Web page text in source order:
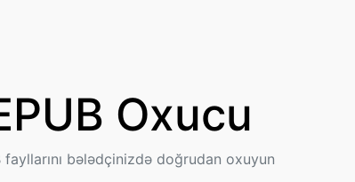
Oxucu
fayllarını bələdçinizdə doğrudan oxuyun